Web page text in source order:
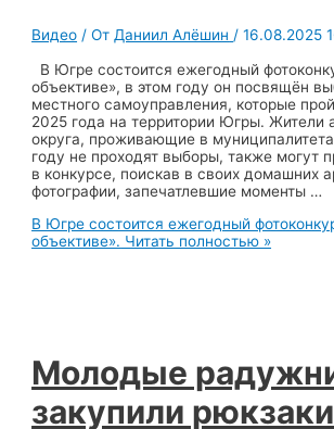
Видео / От Даниил Алёшин /16.08.2025
В Югре состоится ежегодный
объективе», в этом году он посвящён
местного самоуправления, которые
2025 года на территории Югры. Жители
округа, проживающие в
году не проходят выборы, также могут
в конкурсе, поискав в своих домашних
фотографии, запечатлевшие моменты …
В Югре состоится ежегодный
объективе». Читать полностью »
Молодые
закупили